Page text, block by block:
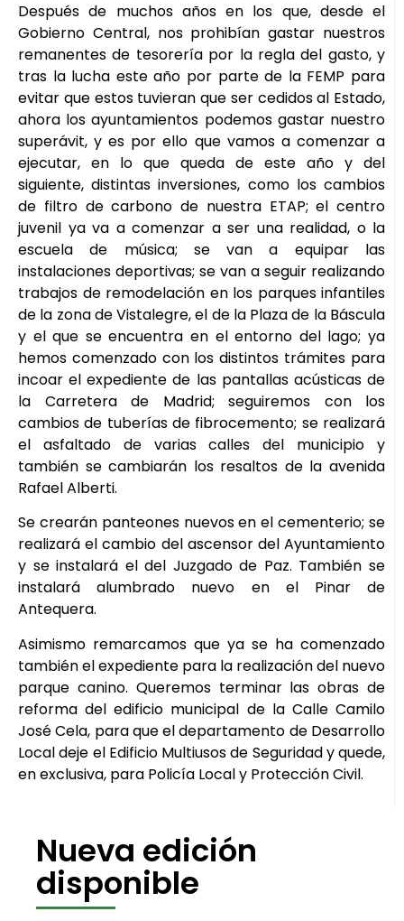
Después de muchos años en los que, desde el
Gobierno Central, nos prohibían gastar nuestros
remanentes de tesorería por la regla del gasto, y
tras la lucha este año por parte de la FEMP para
evitar que estos tuvieran que ser cedidos al Estado,
ahora los ayuntamientos podemos gastar nuestro
superávit, y es por ello que vamos a comenzar a
ejecutar, en lo que queda de este año y del
siguiente, distintas inversiones, como los cambios
de filtro de carbono de nuestra ETAP; el centro
juvenil ya va a comenzar a ser una realidad, o la
escuela de música; se van a equipar las
instalaciones deportivas; se van a seguir realizando
trabajos de remodelación en los parques infantiles
de la zona de Vistalegre, el de la Plaza de la Báscula
y el que se encuentra en el entorno del lago; ya
hemos comenzado con los distintos trámites para
incoar el expediente de las pantallas acústicas de
la Carretera de Madrid; seguiremos con los
cambios de tuberías de fibrocemento; se realizará
el asfaltado de varias calles del municipio y
también se cambiarán los resaltos de la avenida
Rafael Alberti.
Se crearán panteones nuevos en el cementerio; se
realizará el cambio del ascensor del Ayuntamiento
y se instalará el del Juzgado de Paz. También se
instalará alumbrado nuevo en el Pinar de
Antequera.
Asimismo remarcamos que ya se ha comenzado
también el expediente para la realización del nuevo
parque canino. Queremos terminar las obras de
reforma del edificio municipal de la Calle Camilo
José Cela, para que el departamento de Desarrollo
Local deje el Edificio Multiusos de Seguridad y quede,
en exclusiva, para Policía Local y Protección Civil.
Nueva edición
disponible